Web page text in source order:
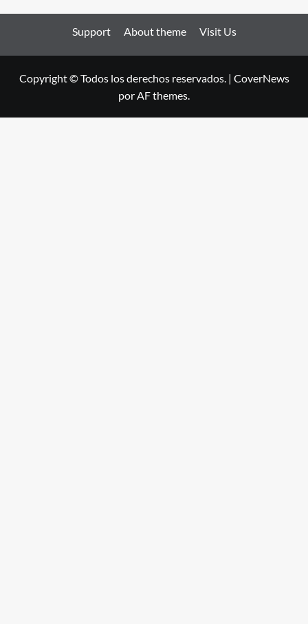
Support About theme Visit Us
Copyright © Todos los derechos reservados. | CoverNews
por AF themes.